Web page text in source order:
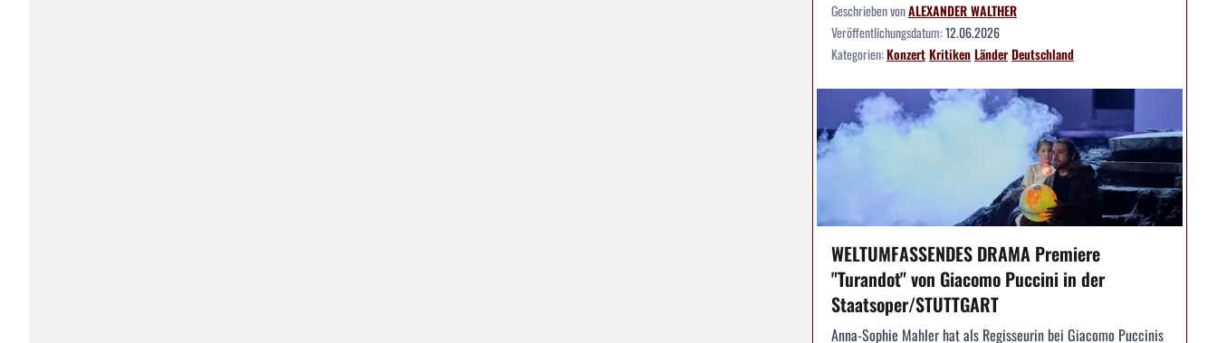
Geschrieben vonALEXANDER WALTHER
Veröffentlichungsdatum:12.06.2026
Kategorien:KonzertKritikenLänderDeutschland
WELTUMFASSENDES DRAMA Premiere
"Turandot" von Giacomo Puccini in der
Staatsoper/STUTTGART
Anna-Sophie Mahler hat als Regisseurin bei Giacomo Puccinis